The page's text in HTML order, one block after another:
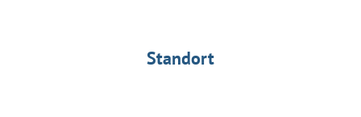
Standort